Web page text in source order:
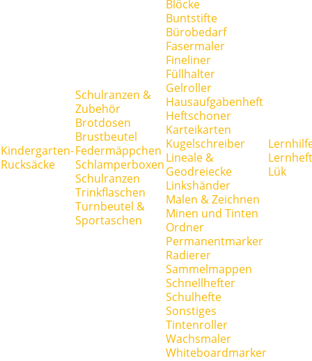
Kindergarten-
Rucksäcke
Schulranzen &
Zubehör
Brotdosen
Brustbeutel
Federmäppchen
Schlamperboxen
Schulranzen
Trinkflaschen
Turnbeutel &
Sportaschen
Blöcke
Buntstifte
Bürobedarf
Fasermaler
Fineliner
Füllhalter
Gelroller
Hausaufgabenheft
Heftschoner
Karteikarten
Kugelschreiber
Lineale &
Geodreiecke
Linkshänder
Malen & Zeichnen
Minen und Tinten
Ordner
Permanentmarker
Radierer
Sammelmappen
Schnellhefter
Schulhefte
Sonstiges
Tintenroller
Wachsmaler
Whiteboardmarker
Lük